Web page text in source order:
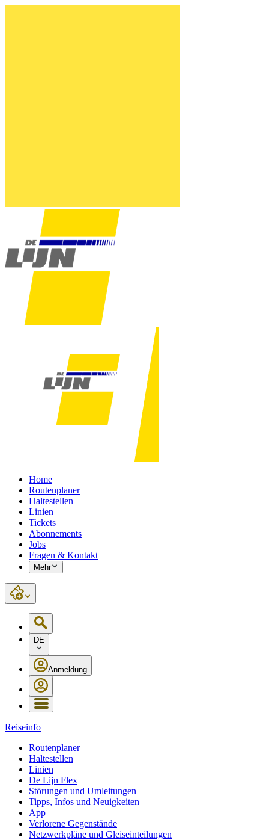
Home
Routenplaner
Haltestellen
Linien
Tickets
Abonnements
Jobs
Fragen & Kontakt
Mehr
DE
Anmeldung
Reiseinfo
Routenplaner
Haltestellen
Linien
De Lijn Flex
Störungen und Umleitungen
Tipps, Infos und Neuigkeiten
App
Verlorene Gegenstände
Netzwerkpläne und Gleiseinteilungen